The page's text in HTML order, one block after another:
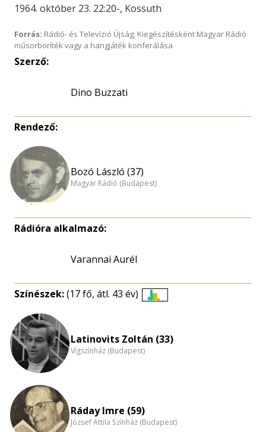
1964. október 23. 22:20-, Kossuth
Forrás: Rádió- és Televízió Újság; Kiegészítésként Magyar Rádió
műsorboríték vagy a hangjáték konferálása
Szerző:
Dino Buzzati
Rendező:
Bozó László (37)
Magyar Rádió (Budapest)
Rádióra alkalmazó:
Varannai Aurél
Színészek:(17 fő, átl. 43 év)
nagyítása
Latinovits Zoltán (33)
Vígszínház (Budapest)
Ráday Imre (59)
József Attila Színház (Budapest)